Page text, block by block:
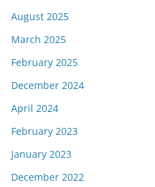
August 2025
March 2025
February 2025
December 2024
April 2024
February 2023
January 2023
December 2022